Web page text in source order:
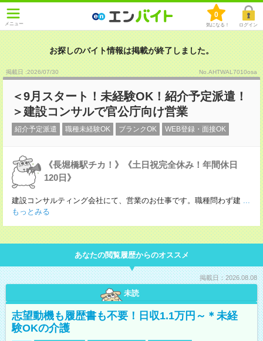
メニュー
0
気になる！ ログイン
お探しのバイト情報は掲載が終了しました。
掲載日 :2026/07/30 No.AHTWAL7010osa
＜9月スタート！未経験OK！紹介予定派遣！
＞建設コンサルで官公庁向け営業
紹介予定派遣 職種未経験OK ブランクOK WEB登録・面接OK
《長堀橋駅チカ！》《土日祝完全休み！年間休日
120日》
建設コンサルティング会社にて、営業のお仕事です。職種問わず建 ...
もっとみる
あなたの閲覧履歴からのオススメ
掲載日：2026.08.08
未読
志望動機も履歴書も不要！日収1.1万円～＊未経
験OKの介護